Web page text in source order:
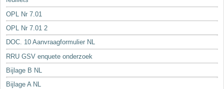
OPL Nr 7.01
OPL Nr 7.01 2
DOC. 10 Aanvraagformulier NL
RRU GSV enquete onderzoek
Bijlage B NL
Bijlage A NL